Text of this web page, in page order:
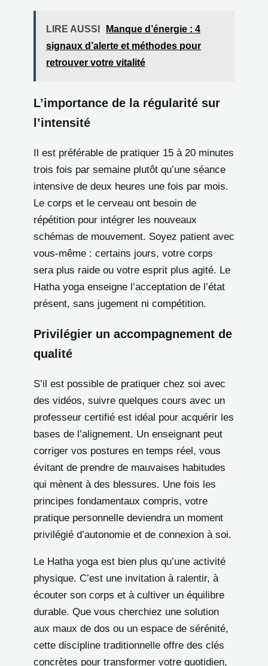
LIRE AUSSI
Manque d’énergie : 4
signaux d’alerte et méthodes pour
retrouver votre vitalité
L’importance de la régularité sur
l’intensité
Il est préférable de pratiquer 15 à 20 minutes
trois fois par semaine plutôt qu’une séance
intensive de deux heures une fois par mois.
Le corps et le cerveau ont besoin de
répétition pour intégrer les nouveaux
schémas de mouvement. Soyez patient avec
vous-même : certains jours, votre corps
sera plus raide ou votre esprit plus agité. Le
Hatha yoga enseigne l’acceptation de l’état
présent, sans jugement ni compétition.
Privilégier un accompagnement de
qualité
S’il est possible de pratiquer chez soi avec
des vidéos, suivre quelques cours avec un
professeur certifié est idéal pour acquérir les
bases de l’alignement. Un enseignant peut
corriger vos postures en temps réel, vous
évitant de prendre de mauvaises habitudes
qui mènent à des blessures. Une fois les
principes fondamentaux compris, votre
pratique personnelle deviendra un moment
privilégié d’autonomie et de connexion à soi.
Le Hatha yoga est bien plus qu’une activité
physique. C’est une invitation à ralentir, à
écouter son corps et à cultiver un équilibre
durable. Que vous cherchiez une solution
aux maux de dos ou un espace de sérénité,
cette discipline traditionnelle offre des clés
concrètes pour transformer votre quotidien,